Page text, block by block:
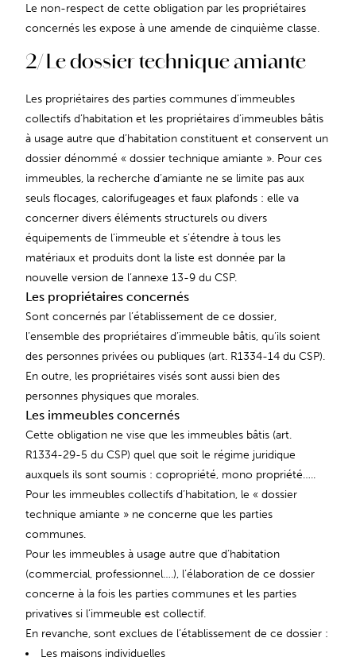
Le non-respect de cette obligation par les propriétaires
concernés les expose à une amende de cinquième classe.
2/ Le dossier technique amiante
Les propriétaires des parties communes d’immeubles
collectifs d’habitation et les propriétaires d’immeubles bâtis
à usage autre que d’habitation constituent et conservent un
dossier dénommé « dossier technique amiante ». Pour ces
immeubles, la recherche d’amiante ne se limite pas aux
seuls flocages, calorifugeages et faux plafonds : elle va
concerner divers éléments structurels ou divers
équipements de l’immeuble et s’étendre à tous les
matériaux et produits dont la liste est donnée par la
nouvelle version de l’annexe 13-9 du CSP.
Les propriétaires concernés
Sont concernés par l’établissement de ce dossier,
l’ensemble des propriétaires d’immeuble bâtis, qu’ils soient
des personnes privées ou publiques (art. R1334-14 du CSP).
En outre, les propriétaires visés sont aussi bien des
personnes physiques que morales.
Les immeubles concernés
Cette obligation ne vise que les immeubles bâtis (art.
R1334-29-5 du CSP) quel que soit le régime juridique
auxquels ils sont soumis : copropriété, mono propriété…..
Pour les immeubles collectifs d’habitation, le « dossier
technique amiante » ne concerne que les parties
communes.
Pour les immeubles à usage autre que d’habitation
(commercial, professionnel….), l’élaboration de ce dossier
concerne à la fois les parties communes et les parties
privatives si l’immeuble est collectif.
En revanche, sont exclues de l’établissement de ce dossier :
Les maisons individuelles